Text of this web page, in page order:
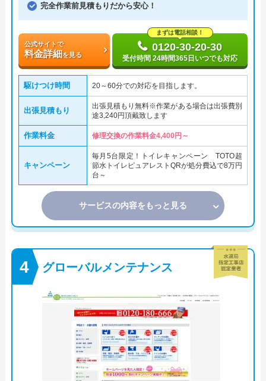
完全作業前見積もりだから安心！
公式サイトで
料金詳細を見る
まずは電話相談！
0120-30-20-30
受付時間 24時間365日いつでも対応
駆けつけ時間 20～60分での対応を目指します。
出張見積もり
出張見積もり無料※作業がある場合は出張費別
途3,240円頂戴致します
作業料金 修理交換の作業料金4,400円～
キャンペーン
毎月5台限定！トイレキャンペーン TOTO超
節水トイレピュアレストQRが処分費込で8万円
台～
サービスの内容をもっと見る
グローバルメンテナンス